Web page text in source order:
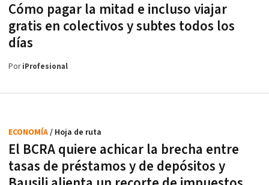
Cómo pagar la mitad e incluso viajar
gratis en colectivos y subtes todos los
días
PoriProfesional
El BCRA quiere achicar la brecha entre
tasas de préstamos y de depósitos y
ECONOMÍA/ Hoja de ruta